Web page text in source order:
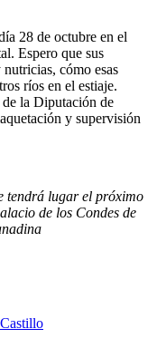
28 de octubre en el
Espero que sus
cómo esas
ríos en el estiaje.
la Diputación de
y supervisión
tendrá lugar el próximo
de los Condes de